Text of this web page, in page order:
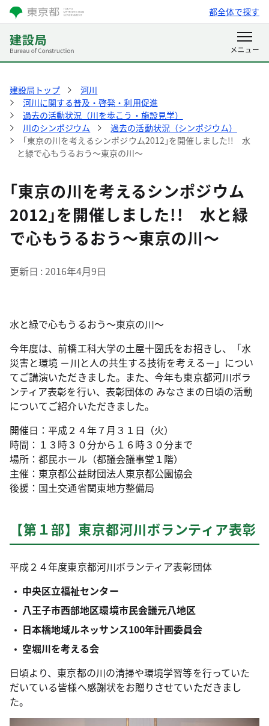
都全体で探す
建設局トップ
河川
河川に関する普及・啓発・利用促進
過去の活動状況（川を歩こう・施設見学）
川のシンポジウム
過去の活動状況（シンポジウム）
｢東京の川を考えるシンポジウム2012｣を開催しました!! 水
と緑で心もうるおう～東京の川～
｢東京の川を考えるシンポジウム
2012｣を開催しました!! 水と緑
で心もうるおう～東京の川～
更新日 2016年4月9日
水と緑で心もうるおう～東京の川～
今年度は、前橋工科大学の土屋十圀氏をお招きし、「水
災害と環境 －川と人の共生する技術を考える－」につい
てご講演いただきました。また、今年も東京都河川ボラ
ンティア表彰を行い、表彰団体の みなさまの日頃の活動
についてご紹介いただきました。
開催日：平成２４年７月３１日（火）
時間：１３時３０分から１６時３０分まで
場所：都民ホール（都議会議事堂１階）
主催：東京都公益財団法人東京都公園協会
後援：国土交通省関東地方整備局
【第１部】東京都河川ボランティア表彰
平成２４年度東京都河川ボランティア表彰団体
中央区立福祉センター
八王子市西部地区環境市民会議元八地区
日本橋地域ルネッサンス100年計画委員会
空堀川を考える会
日頃より、東京都の川の清掃や環境学習等を行っていた
だいている皆様へ感謝状をお贈りさせていただきまし
た。